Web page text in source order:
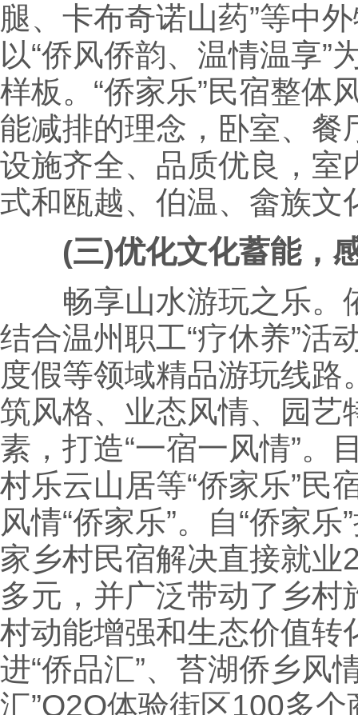
腿、卡布奇诺山药”等中
以“侨风侨韵、温情温享
样板。“侨家乐”民宿整体
能减排的理念，卧室、餐
设施齐全、品质优良，室
式和瓯越、伯温、畲族文
(三)优化文化蓄能，感
畅享山水游玩之乐。
结合温州职工“疗休养”活
度假等领域精品游玩线路
筑风格、业态风情、园艺
素，打造“一宿一风情”。
村乐云山居等“侨家乐”民
风情“侨家乐”。自“侨家
家乡村民宿解决直接就
多元，并广泛带动了乡
村动能增强和生态价值转
进“侨品汇”、苔湖侨乡风
汇”O2O体验街区100多